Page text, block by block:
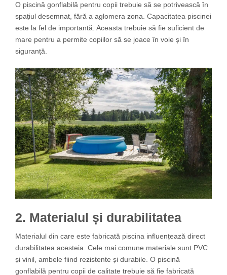
O piscină gonflabilă pentru copii trebuie să se potrivească în
spațiul desemnat, fără a aglomera zona. Capacitatea piscinei
este la fel de importantă. Aceasta trebuie să fie suficient de
mare pentru a permite copiilor să se joace în voie și în
siguranță.
2. Materialul și durabilitatea
Materialul din care este fabricată piscina influențează direct
durabilitatea acesteia. Cele mai comune materiale sunt PVC
și vinil, ambele fiind rezistente și durabile. O piscină
gonflabilă pentru copii de calitate trebuie să fie fabricată